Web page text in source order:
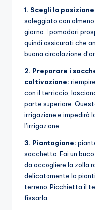
1. Scegli la
soleggiato con
giorno. I pomodori
quindi assicurati che
buona circolazione
2. Preparare i
coltivazione:
con il terriccio,
parte superiore.
irrigazione e impedirà
l’irrigazione.
3. Piantagione:
sacchetto. Fai un
da accogliere la zolla
delicatamente la
terreno. Picchietta il
fissarla.